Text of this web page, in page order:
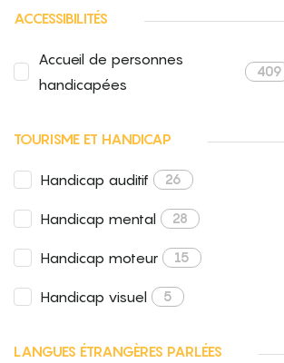
ACCESSIBILITÉS
Accueil de personnes
handicapées
409
TOURISME ET HANDICAP
Handicap auditif 26
Handicap mental 28
Handicap moteur 15
Handicap visuel 5
LANGUES ÉTRANGÈRES PARLÉES